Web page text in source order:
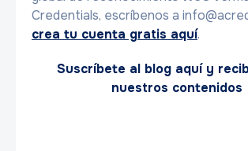
Credentials, escríbenos a
crea tu cuenta gratis aquí.
Suscríbete al blog aquí y
nuestros contenidos